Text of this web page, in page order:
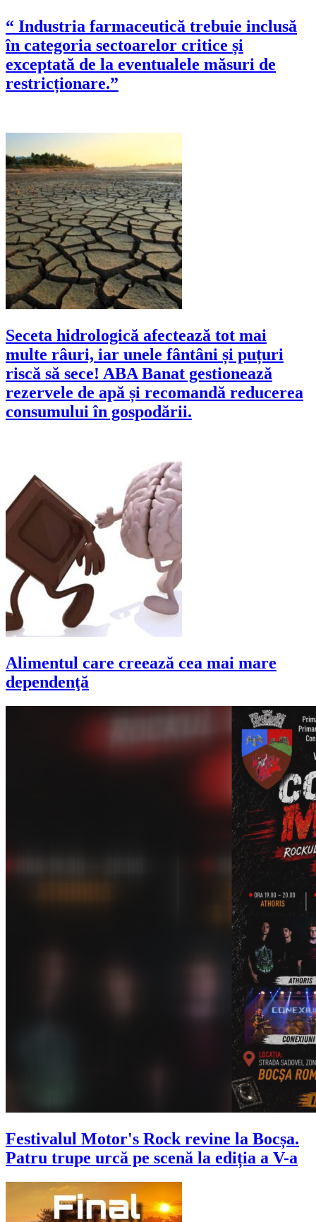
“ Industria farmaceutică trebuie inclusă
în categoria sectoarelor critice și
exceptată de la eventualele măsuri de
restricționare.”
Seceta hidrologică afectează tot mai
multe râuri, iar unele fântâni și puțuri
riscă să sece! ABA Banat gestionează
rezervele de apă și recomandă reducerea
consumului în gospodării.
Alimentul care creează cea mai mare
dependenţă
Festivalul Motor's Rock revine la Bocșa.
Patru trupe urcă pe scenă la ediția a V-a